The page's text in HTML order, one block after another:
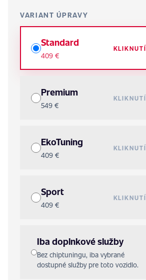
VARIANT ÚPRAVY
Standard
409 €
Premium
549 €
EkoTuning
409 €
Sport
409 €
Iba doplnkové služby
Bez chiptuningu, iba vybrané
dostupné služby pre toto vozidlo.